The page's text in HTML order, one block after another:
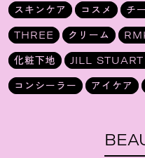
スキンケア コスメ チ
THREE
クリーム
化粧下地
JILL STUART
コンシーラー
アイケア